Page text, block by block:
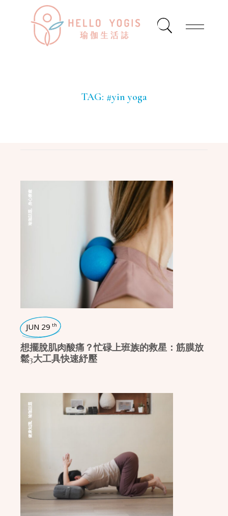
TAG: #yin yoga
瑜珈話題
身心療癒
JUN 29 th
想擺脫肌肉酸痛？忙碌上班族的救星：筋膜放
鬆3大工具快速紓壓
健康知識
瑜珈話題